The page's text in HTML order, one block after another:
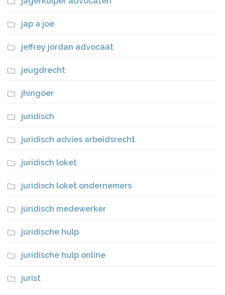
jap a joe
jeffrey jordan advocaat
jeugdrecht
jhingoer
juridisch
juridisch advies arbeidsrecht
juridisch loket
juridisch loket ondernemers
juridisch medewerker
juridische hulp
juridische hulp online
jurist